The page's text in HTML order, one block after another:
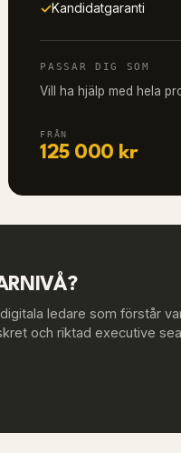
✓Kandidatgaranti
PASSAR DIG SOM
Vill ha hjälp med hela
FRÅN
125 000 kr
ledare som förstår
och riktad executive